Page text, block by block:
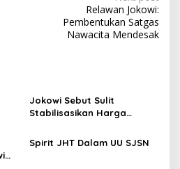
Relawan Jokowi:
Pembentukan Satgas
Nawacita Mendesak
Jokowi Sebut Sulit
Stabilisasikan Harga
Asal Ada Kemauan Serius!
Spirit JHT Dalam UU SJSN